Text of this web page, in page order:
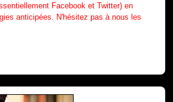
Facebook et Twitter) en
anticipées. N'hésitez pas à nous les